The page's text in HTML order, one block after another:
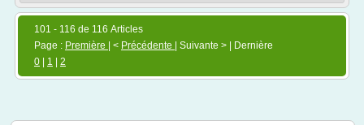
101 - 116 de 116 Articles
Page : Première | < Précédente
| Suivante > | Dernière
0
1 2